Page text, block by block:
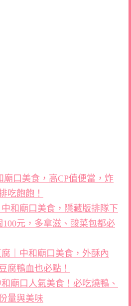
廟口美食，高CP值便當，炸
吃飽飽！
和廟口美食，隱藏版排隊下
元，多拿滋、酸菜包都必
｜中和廟口美食，外酥內
腐鴨血也必點！
廟口人氣美食！必吃燒鴨、
量與美味